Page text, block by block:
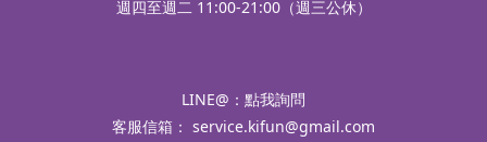
週四至週二 11:00-21:00（週三公休）
LINE@： 點我詢問
客服信箱： service.kifun@gmail.com